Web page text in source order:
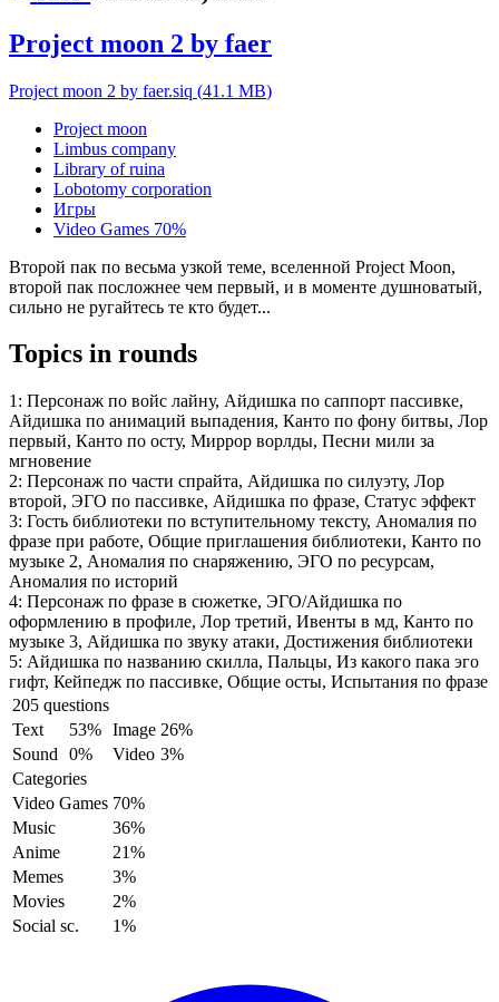
Project moon 2 by faer
Project moon 2 by faer.siq (41.1 MB)
Project moon
Limbus company
Library of ruina
Lobotomy corporation
Игры
Video Games 70%
Второй пак по весьма узкой теме, вселенной Project Moon,
второй пак посложнее чем первый, и в моменте душноватый,
сильно не ругайтесь те кто будет...
Topics in rounds
1: Персонаж по войс лайну, Айдишка по саппорт пассивке,
Айдишка по анимаций выпадения, Канто по фону битвы, Лор
первый, Канто по осту, Миррор ворлды, Песни мили за
мгновение
2: Персонаж по части спрайта, Айдишка по силуэту, Лор
второй, ЭГО по пассивке, Айдишка по фразе, Статус эффект
3: Гость библиотеки по вступительному тексту, Аномалия по
фразе при работе, Общие приглашения библиотеки, Канто по
музыке 2, Аномалия по снаряжению, ЭГО по ресурсам,
Аномалия по историй
4: Персонаж по фразе в сюжетке, ЭГО/Айдишка по
оформлению в профиле, Лор третий, Ивенты в мд, Канто по
музыке 3, Айдишка по звуку атаки, Достижения библиотеки
5: Айдишка по названию скилла, Пальцы, Из какого пака эго
гифт, Кейпедж по пассивке, Общие осты, Испытания по фразе
205 questions
Text
53% Image 26%
Sound
0% Video 3%
Categories
Video Games 70%
Music
36%
Anime
21%
Memes
3%
Movies
2%
Social sc.
1%